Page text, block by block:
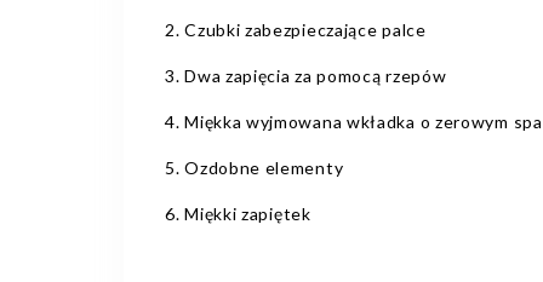
2. Czubki zabezpieczające palce
3. Dwa zapięcia za pomocą rzepów
4. Miękka wyjmowana wkładka o zerowym
5. Ozdobne elementy
6. Miękki zapiętek